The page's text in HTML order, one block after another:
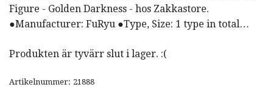
Figure - Golden Darkness - hos Zakkastore.
●Manufacturer: FuRyu ●Type, Size: 1 type in total…
Produkten är tyvärr slut i lager. :(
Artikelnummer: 21888